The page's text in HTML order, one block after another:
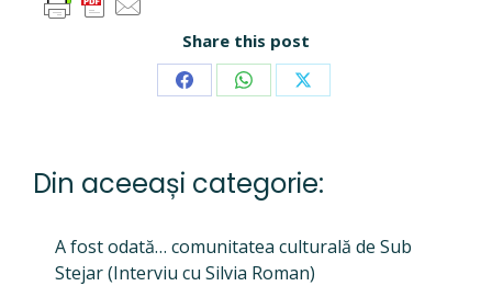
Share this post
Share Share Share
Din aceeași categorie:
A fost odată… comunitatea culturală de Sub
Stejar (Interviu cu Silvia Roman)